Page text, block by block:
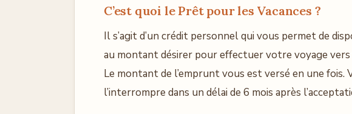
C’est quoi le Prêt pour les Vacances ?
Il s’agit d’un crédit personnel qui vous permet de
au montant désirer pour effectuer votre voyage
Le montant de l’emprunt vous est versé en une fois.
l’interrompre dans un délai de 6 mois après